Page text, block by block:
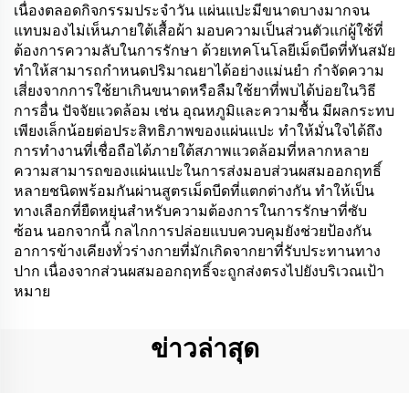
เนื่องตลอดกิจกรรมประจำวัน แผ่นแปะมีขนาดบางมากจน
แทบมองไม่เห็นภายใต้เสื้อผ้า มอบความเป็นส่วนตัวแก่ผู้ใช้ที่
ต้องการความลับในการรักษา ด้วยเทคโนโลยีเม็ดบีดที่ทันสมัย
ทำให้สามารถกำหนดปริมาณยาได้อย่างแม่นยำ กำจัดความ
เสี่ยงจากการใช้ยาเกินขนาดหรือลืมใช้ยาที่พบได้บ่อยในวิธี
การอื่น ปัจจัยแวดล้อม เช่น อุณหภูมิและความชื้น มีผลกระทบ
เพียงเล็กน้อยต่อประสิทธิภาพของแผ่นแปะ ทำให้มั่นใจได้ถึง
การทำงานที่เชื่อถือได้ภายใต้สภาพแวดล้อมที่หลากหลาย
ความสามารถของแผ่นแปะในการส่งมอบส่วนผสมออกฤทธิ์
หลายชนิดพร้อมกันผ่านสูตรเม็ดบีดที่แตกต่างกัน ทำให้เป็น
ทางเลือกที่ยืดหยุ่นสำหรับความต้องการในการรักษาที่ซับ
ซ้อน นอกจากนี้ กลไกการปล่อยแบบควบคุมยังช่วยป้องกัน
อาการข้างเคียงทั่วร่างกายที่มักเกิดจากยาที่รับประทานทาง
ปาก เนื่องจากส่วนผสมออกฤทธิ์จะถูกส่งตรงไปยังบริเวณเป้า
หมาย
ข่าวล่าสุด